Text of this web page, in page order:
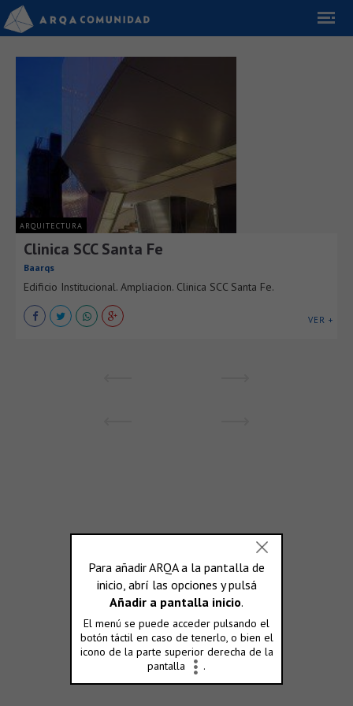
ARQUITECTURA
Clinica SCC Santa Fe
Baarqs
Edificio Institucional. Ampliacion. Clinica SCC Santa Fe.
VER +